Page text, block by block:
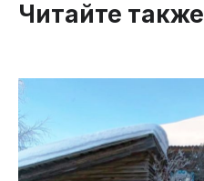
Читайте также